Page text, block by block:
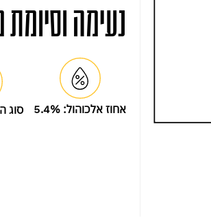
נעימה
אחוז אלכוהול: 5.4% סוג